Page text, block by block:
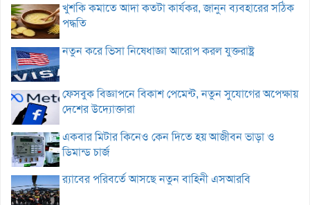
খুশকি কমাতে আদা কতটা কার্যকর, জানুন ব্যবহারের সঠিক
পদ্ধতি
নতুন করে ভিসা নিষেধাজ্ঞা আরোপ করল যুক্তরাষ্ট্র
ফেসবুক বিজ্ঞাপনে বিকাশ পেমেন্ট, নতুন সুযোগের অপেক্ষায়
দেশের উদ্যোক্তারা
একবার মিটার কিনেও কেন দিতে হয় আজীবন ভাড়া ও
ডিমান্ড চার্জ
র‌্যাবের পরিবর্তে আসছে নতুন বাহিনী এসআরবি